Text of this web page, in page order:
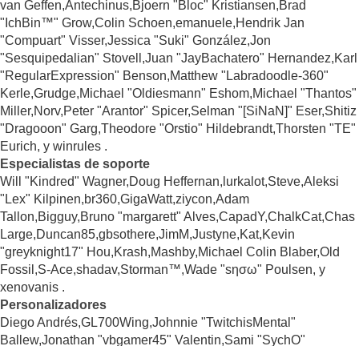
van Geffen,Antechinus,Bjoern "Bloc" Kristiansen,Brad
"IchBin™" Grow,Colin Schoen,emanuele,Hendrik Jan
"Compuart" Visser,Jessica "Suki" González,Jon
"Sesquipedalian" Stovell,Juan "JayBachatero" Hernandez,Karl
"RegularExpression" Benson,Matthew "Labradoodle-360"
Kerle,Grudge,Michael "Oldiesmann" Eshom,Michael "Thantos"
Miller,Norv,Peter "Arantor" Spicer,Selman "[SiNaN]" Eser,Shitiz
"Dragooon" Garg,Theodore "Orstio" Hildebrandt,Thorsten "TE"
Eurich, y winrules .
Especialistas de soporte
Will "Kindred" Wagner,Doug Heffernan,lurkalot,Steve,Aleksi
"Lex" Kilpinen,br360,GigaWatt,ziycon,Adam
Tallon,Bigguy,Bruno "margarett" Alves,CapadY,ChalkCat,Chas
Large,Duncan85,gbsothere,JimM,Justyne,Kat,Kevin
"greyknight17" Hou,Krash,Mashby,Michael Colin Blaber,Old
Fossil,S-Ace,shadav,Storman™,Wade "sησω" Poulsen, y
xenovanis .
Personalizadores
Diego Andrés,GL700Wing,Johnnie "TwitchisMental"
Ballew,Jonathan "vbgamer45" Valentin,Sami "SychO"